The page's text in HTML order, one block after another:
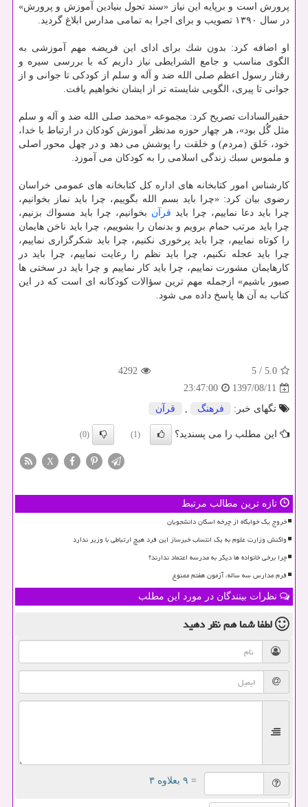
پرورش است و برپایه این نیاز «سند تحول بنیادین آموزش و پرورش»
در سال ۱۳۹۰ تصویب و برای اجرا به تمامی مدارس ابلاغ گردید.
او اضافه كرد: بدون شك برای ادای این فریضه مهم آموزشی به
الگوی مناسب و جامع الشرایطی نیاز داریم كه با بررسی سیره و
رفتار رسول اعظم صلی الله ضد و آله و سلم از كودكی تا جوانی و از
جوانی تا پیری، الگویی شایسته تر از ایشان نخواهیم یافت.
حقیرالسادات تصریح كرد: مجموعه «محمد صلی الله ضد و آله و سلم
مثل گُل بود»، هر چهار حوزه مدنظر آموزش كودكان در ارتباط با خدا،
خود، خَلق (مردم) و خلقت را پوشش می دهد و در چهل محور اصلی
و ملموس سبك زندگی اسلامی را به كودكان می آموزد.
كارشناس امور كتابخانه های اداره كل كتابخانه های عمومی خراسان
رضوی بیان كرد: «چرا باید بسم الله بگوییم، چرا باید نماز بخوانیم،
چرا باید دعا نماییم، چرا باید قرآن بخوانیم، چرا باید مسواك بزنیم،
چرا باید مرتب حمام برویم و بدنمان را بشوییم، چرا باید ناخن هایمان
را كوتاه نماییم، چرا باید پرخوری نكنیم، چرا باید شكرگزاری نماییم،
چرا باید عجله نكنیم، چرا باید نظم را رعایت نماییم، چرا باید در
كارهایمان مشورت نماییم، چرا باید كار نماییم و چرا باید در سختی ها
صبور باشیم» ازجمله مهم ترین سؤالات كودكانه ای است كه در این
كتاب به آن ها پاسخ داده می شود.
5.0
/
5
4292
1397/08/11
23:47:00
تگهای خبر:
فرهنگ , قرآن
این مطلب را می پسندید؟ (1)
(0)
X
تازه ترین مطالب مرتبط
خروج یک خوابگاه از چرخه اسکان دانشجویان
واکنش وزارت علوم به یک انتساب خبرساز این فرد هیچ ارتباطی با وزیر ندارد
چرا برخی خانواده ها دیگر به مدرسه اعتماد ندارند؟
فرم مدارس سه ساله، آزمون هفتم ممنوع
نظرات بینندگان در مورد این مطلب
لطفا شما همنظر دهید
= ۹ بعلاوه ۳